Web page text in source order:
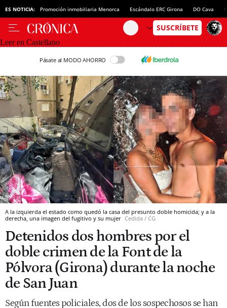
ES NOTICIA: Promoción inmobiliaria Menorca Escándalo ERC Girona DO Cava
Leer en Castellano
Pásate al MODO AHORRO
A la izquierda el estado como quedó la casa del presunto doble homicida; y a la
derecha, una imagen del fugitivo y su mujer Cedida / CG
Detenidos dos hombres por el
doble crimen de la Font de la
Pólvora (Girona) durante la noche
de San Juan
Según fuentes policiales, dos de los sospechosos se han